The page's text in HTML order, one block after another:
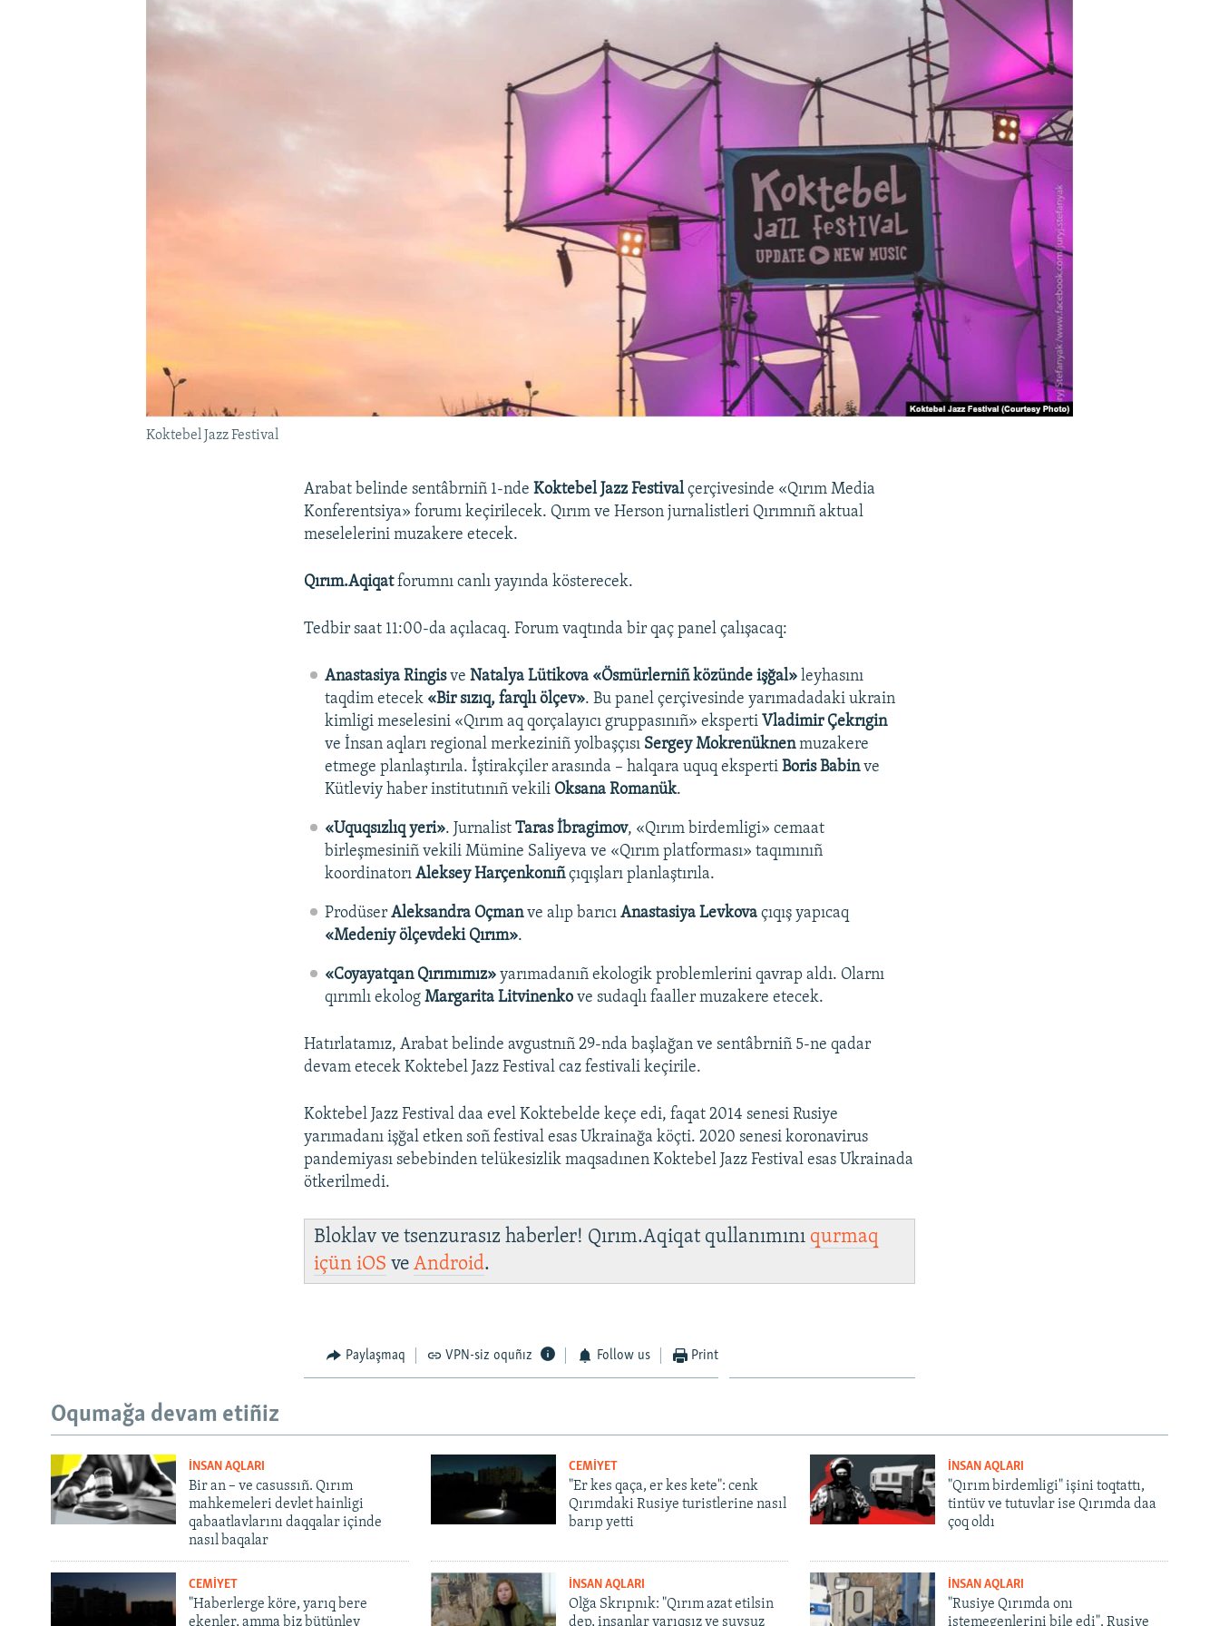
Koktebel Jazz Festival
Arabat belinde sentâbrniñ 1-ndeKoktebel Jazz Festivalçerçivesinde «Qırım Media
Konferentsiya» forumı keçirilecek. Qırım ve Herson jurnalistleri Qırımnıñ aktual
meselelerini muzakere etecek.
Qırım.Aqiqatforumnı canlı yayında kösterecek.
Tedbir saat 11:00-da açılacaq. Forum vaqtında bir qaç panel çalışacaq:
Anastasiya Ringisve Natalya Lütikova «Ösmürlerniñ közünde işğal» leyhasını
taqdim etecek «Bir sızıq, farqlı ölçev». Bu panel çerçivesinde yarımadadaki ukrain
kimligi meselesini «Qırım aq qorçalayıcı gruppasınıñ» eksperti Vladimir Çekrıgin
ve İnsan aqları regional merkeziniñ yolbaşçısı Sergey Mokrenüknenmuzakere
etmege planlaştırıla. İştirakçiler arasında – halqara uquq eksperti Boris Babinve
Kütleviy haber institutınıñ vekili Oksana Romanük.
«Uquqsızlıq yeri». JurnalistTaras İbragimov, «Qırım birdemligi» cemaat
birleşmesiniñ vekili Mümine Saliyeva ve «Qırım platforması» taqımınıñ
koordinatorı Aleksey Harçenkonıñçıqışları planlaştırıla.
Prodüser Aleksandra Oçmanve alıp barıcı Anastasiya Levkova çıqış yapıcaq
«Medeniy ölçevdeki Qırım».
«Coyayatqan Qırımımız»yarımadanıñ ekologik problemlerini qavrap aldı. Olarnı
qırımlı ekolog Margarita Litvinenko ve sudaqlı faaller muzakere etecek.
Hatırlatamız, Arabat belinde avgustnıñ 29-nda başlağan ve sentâbrniñ 5-ne qadar
devam etecek Koktebel Jazz Festival caz festivali keçirile.
Koktebel Jazz Festival daa evel Koktebelde keçe edi, faqat 2014 senesi Rusiye
yarımadanı işğal etken soñ festival esas Ukrainağa köçti. 2020 senesi koronavirus
pandemiyası sebebinden telükesizlik maqsadınen Koktebel Jazz Festival esas Ukrainada
ötkerilmedi.
Bloklav ve tsenzurasız haberler! Qırım.Aqiqat qullanımını qurmaq
içüniOS veAndroid.
Paylaşmaq VPN-siz oquñız Follow us Print
Oqumağa devam etiñiz
İNSAN AQLARI
Bir an – ve casussıñ. Qırım
mahkemeleri devlet hainligi
qabaatlavlarını daqqalar içinde
nasıl baqalar
CEMİYET
"Er kes qaça, er kes kete": cenk
Qırımdaki Rusiye turistlerine nasıl
barıp yetti
İNSAN AQLARI
"Qırım birdemligi" işini toqtattı,
tintüv ve tutuvlar ise Qırımda daa
çoq oldı
CEMİYET
"Haberlerge köre, yarıq bere
ekenler, amma biz bütünley
İNSAN AQLARI
Olğa Skrıpnık: "Qırım azat etilsin
dep, insanlar yarıqsız ve suvsuz
İNSAN AQLARI
"Rusiye Qırımda onı
istemegenlerini bile edi". Rusiye